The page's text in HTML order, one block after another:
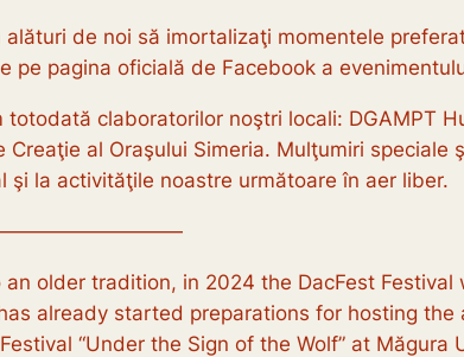
alături de noi să imortalizaţi momentele
pe pagina oficială de Facebook a
totodată claboratorilor noştri locali: DGAMPT
Creaţie al Oraşului Simeria. Mulţumiri speciale
şi la activităţile noastre următoare în aer liber.
an older tradition, in 2024 the DacFest
already started preparations for hosting
“Under the Sign of the Wolf” at Măgura